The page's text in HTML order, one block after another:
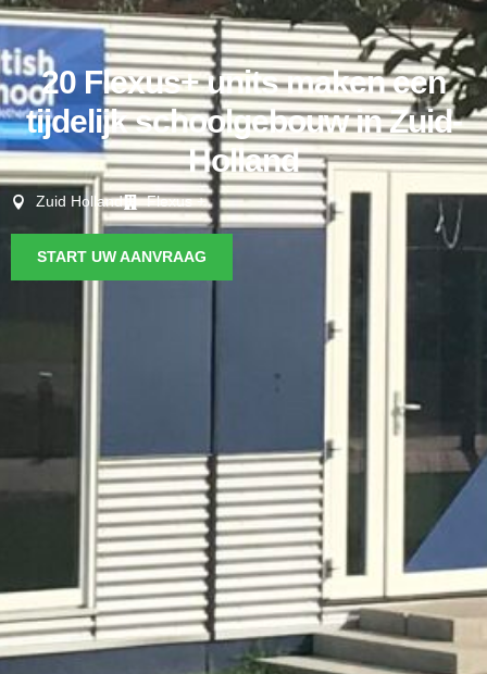
20 Flexus+ units maken een
tijdelijk schoolgebouw in Zuid-
Holland
Zuid Holland Flexus +
START UW AANVRAAG